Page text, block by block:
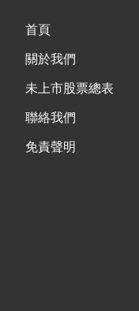
首頁
關於我們
未上市股票總表
聯絡我們
免責聲明